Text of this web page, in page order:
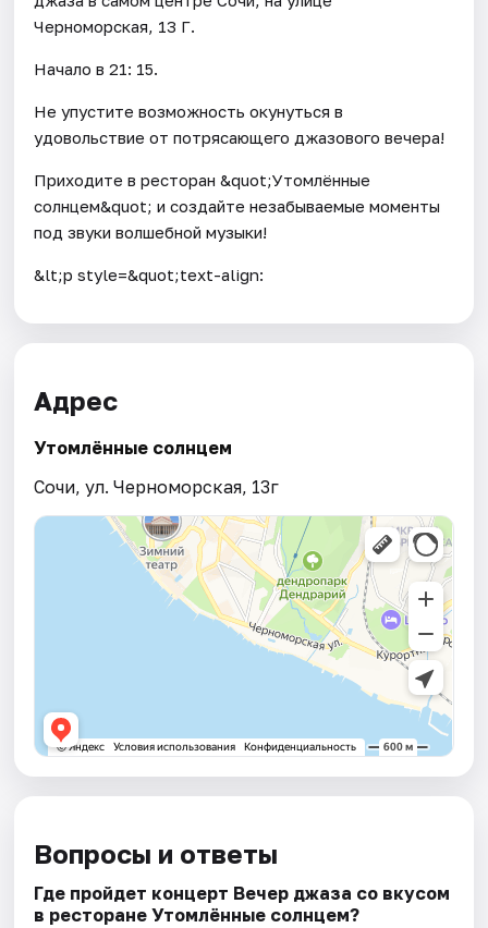
Черноморская, 13 Г.
Начало в 21: 15.
Не упустите возможность окунуться в
удовольствие от потрясающего джазового вечера!
Приходите в ресторан &quot;Утомлённые
солнцем&quot; и создайте незабываемые моменты
под звуки волшебной музыки!
&lt;p style=&quot;text-align:
Адрес
Утомлённые солнцем
Сочи, ул. Черноморская, 13г
Вопросы и ответы
Где пройдет концерт Вечер джаза со вкусом
в ресторане Утомлённые солнцем?